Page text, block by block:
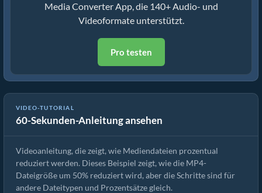
Media Converter App, die 140+ Audio- und
Videoformate unterstützt.
Pro testen
VIDEO-TUTORIAL
60-Sekunden-Anleitung ansehen
So Reduzieren Sie die Mediendateigröße um 50% (Einfache
Anleitung)
Videoanleitung, die zeigt, wie Mediendateien prozentual
reduziert werden. Dieses Beispiel zeigt, wie die MP4-
Dateigröße um 50% reduziert wird, aber die Schritte sind für
andere Dateitypen und Prozentsätze gleich.